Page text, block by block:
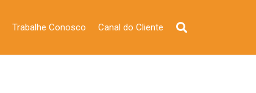
Trabalhe Conosco Canal do Cliente